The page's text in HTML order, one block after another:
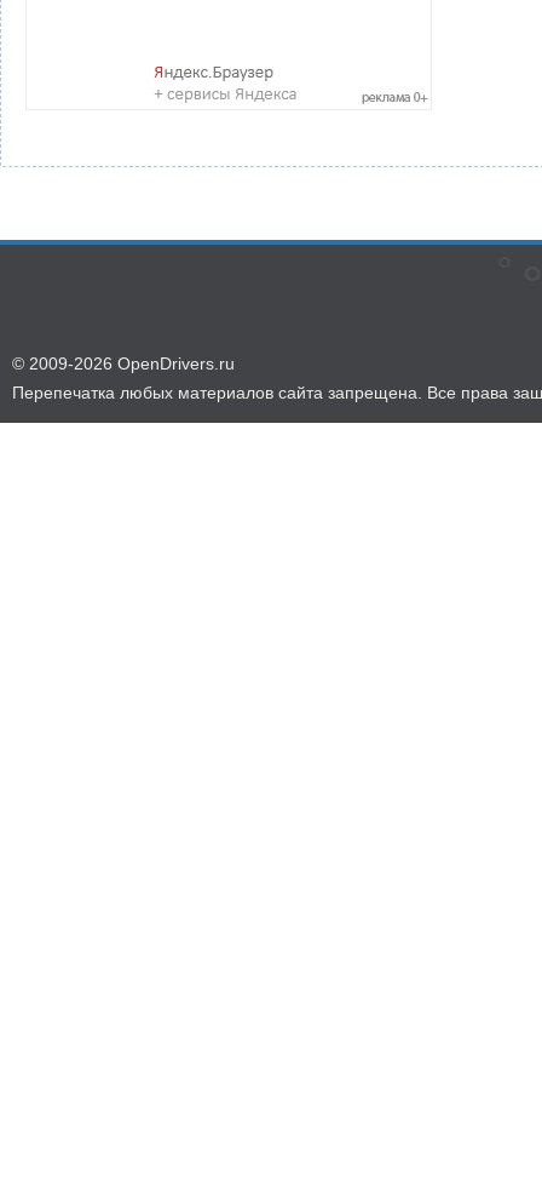
© 2009-2026 OpenDrivers.ru
Перепечатка любых материалов сайта запрещена. Все права